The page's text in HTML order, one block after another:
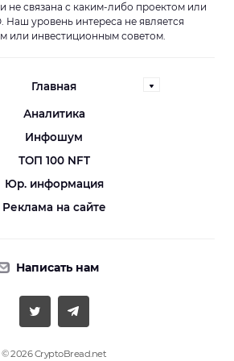
не связана с каким-либо проектом или
Наш уровень интереса не является
или инвестиционным советом.
Главная
Аналитика
Инфошум
ТОП 100 NFT
Юр. информация
Реклама на сайте
Написать нам
© 2026 CryptoBread.net